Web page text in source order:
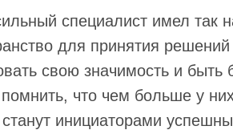
специалист имел так
для принятия
свою значимость и
что чем больше у
станут инициаторами